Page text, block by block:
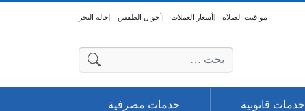
مواقيت الصلاة أسعار العملات أحوال الطقس حالة البحر
البحث عن:
خدمات قانونية خدمات مصرفية